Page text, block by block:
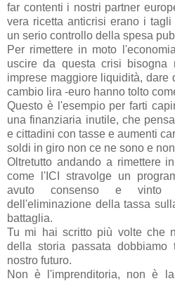
far contenti i nostri partner
vera ricetta anticrisi erano i
un serio controllo della spesa
Per rimettere in moto
uscire da questa crisi
imprese maggiore liquidità, dare
cambio lira -euro hanno tolto
Questo è l'esempio per farti
una finanziaria inutile, che
e cittadini con tasse e aumenti
soldi in giro non ce ne sono e
Oltretutto andando a rimettere
come l'ICI stravolge un
avuto consenso e vinto
dell'eliminazione della tassa
battaglia.
Tu mi hai scritto più volte che
della storia passata dobbiamo
nostro futuro.
Non è l'imprenditoria, non è